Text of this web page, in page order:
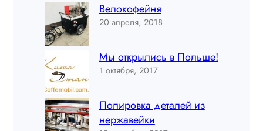
Велокофейня
20 апреля, 2018
Мы открылись в Польше!
1 октября, 2017
Полировка деталей из
нержавейки